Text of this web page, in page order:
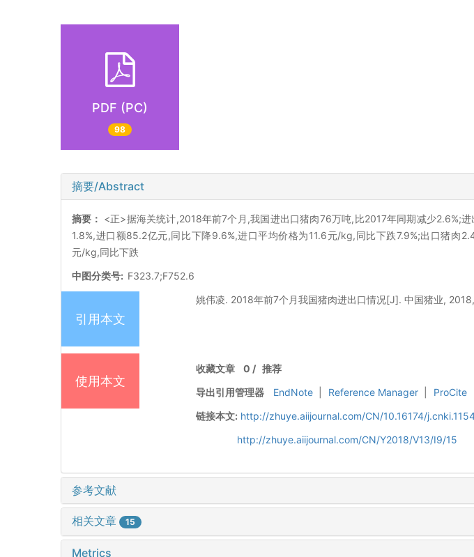
PDF (PC)
98
摘要/Abstract
摘要： <正>据海关统计,2018年前7个月,我国进出口猪肉76万吨,比2017年同期减少2.6%;
1.8%,进口额85.2亿元,同比下降9.6%,进口平均价格为11.6元/kg,同比下跌7.9%;出口猪肉
元/kg,同比下跌
中图分类号: F323.7;F752.6
引用本文
姚伟凌. 2018年前7个月我国猪肉进出口情况[J]. 中国猪业,
使用本文
收藏文章 0 / 推荐
导出引用管理器
EndNote Reference Manager ProCite
链接本文: http://zhuye.aiijournal.com/CN/10.16174/
http://zhuye.aiijournal.com/CN/Y2018/V13/I9/15
参考文献
相关文章 15
Metrics